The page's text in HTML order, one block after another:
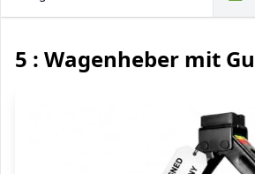
5 : Wagenheber mit